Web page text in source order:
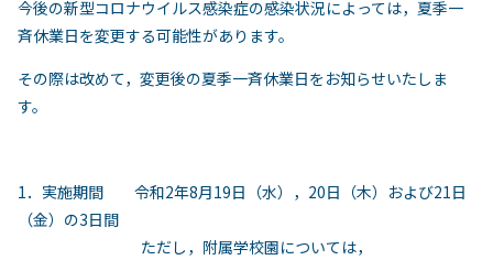
今後の新型コロナウイルス感染症の感染状況によっては，夏季一
斉休業日を変更する可能性があります。
その際は改めて，変更後の夏季一斉休業日をお知らせいたしま
す。
1．実施期間 令和2年8月19日（水），20日（木）および21日
（金）の3日間
ただし，附属学校園については，